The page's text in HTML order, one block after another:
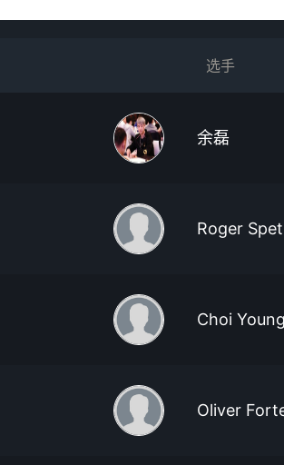
选手
余磊
Roger
Choi
Oliver